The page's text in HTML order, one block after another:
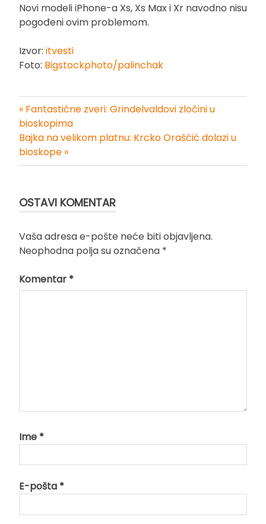
Novi modeli iPhone-a Xs, Xs Max i Xr navodno nisu
pogođeni ovim problemom.
Izvor: itvesti
Foto: Bigstockphoto/palinchak
Kretanje
članka
« Fantastične zveri: Grindelvaldovi zločini u
bioskopima
Bajka na velikom platnu: Krcko Oraščić dolazi u
bioskope »
OSTAVI KOMENTAR
Vaša adresa e-pošte neće biti objavljena.
Neophodna polja su označena *
Komentar *
Ime *
E-pošta *